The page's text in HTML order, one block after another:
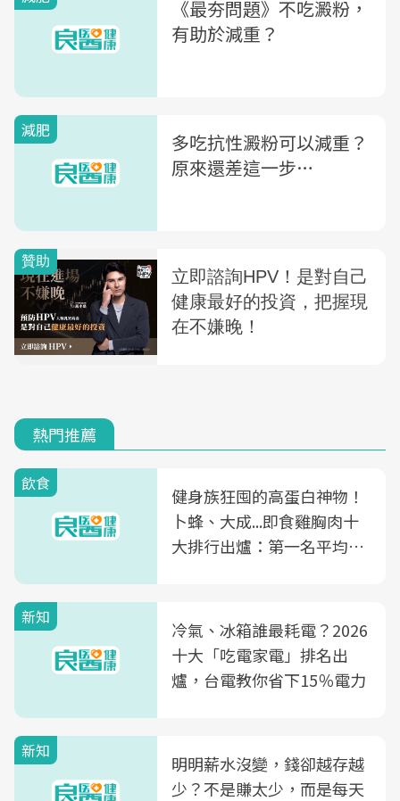
《最夯問題》不吃澱粉，
有助於減重？
減肥
多吃抗性澱粉可以減重？
原來還差這一步…
熱門推薦
飲食
健身族狂囤的高蛋白神物！
卜蜂、大成...即食雞胸肉十
大排行出爐：第一名平均一
新知
冷氣、冰箱誰最耗電？2026
十大「吃電家電」排名出
爐，台電教你省下15％電力
新知
明明薪水沒變，錢卻越存越
少？不是賺太少，而是每天